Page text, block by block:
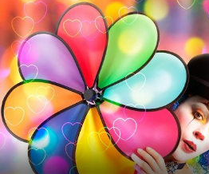
Обзор стран-виноделов,
заслуживших мировое
гастрономическое признание в
любви.